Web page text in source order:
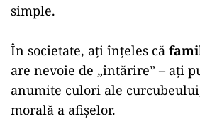
simple.
În societate, ați înțeles că
are nevoie de „întărire” – ați
anumite culori ale
morală a afișelor.